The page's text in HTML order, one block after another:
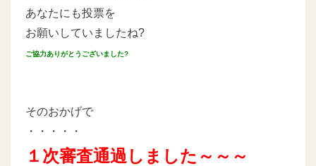
あなたにも投票を
お願いしていましたね?
ご協力ありがとうございました?
そのおかげで
・・・・・
１次審査通過しました～～～